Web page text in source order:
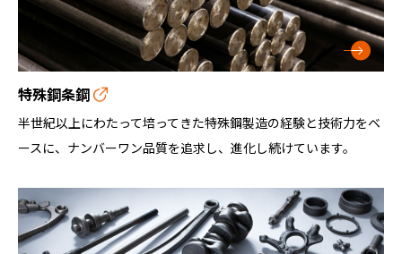
特殊鋼条鋼
半世紀以上にわたって培ってきた特殊鋼製造の経験と技術力をベ
ースに、ナンバーワン品質を追求し、進化し続けています。